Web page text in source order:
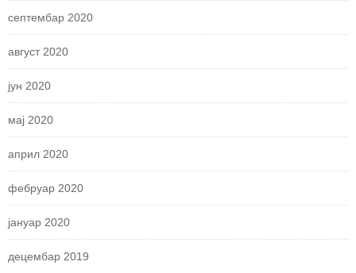
септембар 2020
август 2020
јун 2020
мај 2020
април 2020
фебруар 2020
јануар 2020
децембар 2019